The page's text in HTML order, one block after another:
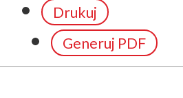
Drukuj
Generuj PDF